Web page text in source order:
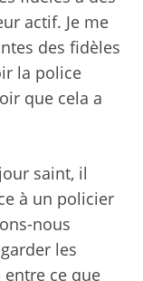
actif. Je me
des fidèles
la police
que cela a
saint, il
à un policier
nous
les
ce que